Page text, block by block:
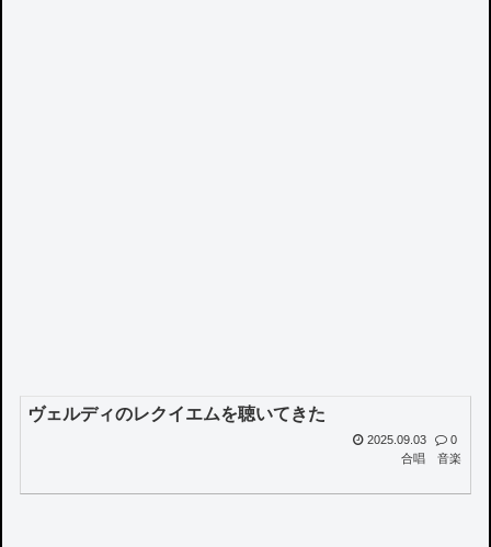
ヴェルディのレクイエムを聴いてきた
2025.09.03
0
合唱
音楽